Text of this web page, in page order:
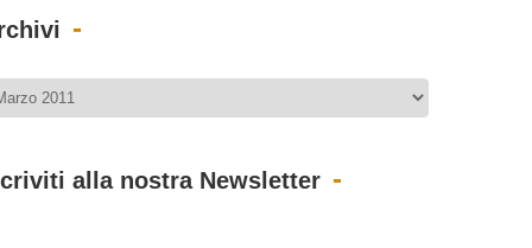
alla nostra Newsletter